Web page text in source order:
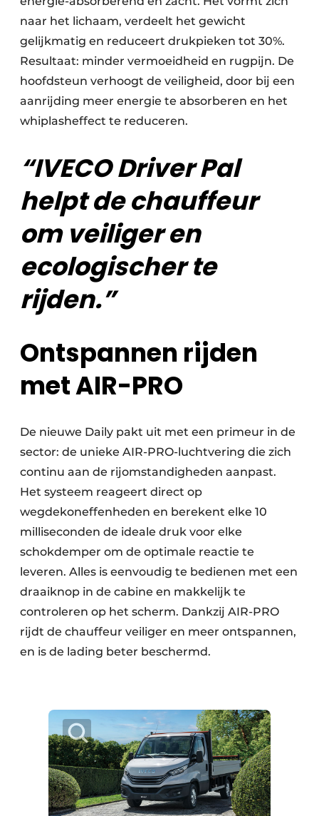
naar het lichaam, verdeelt het gewicht
gelijkmatig en reduceert drukpieken tot 30%.
Resultaat: minder vermoeidheid en rugpijn. De
hoofdsteun verhoogt de veiligheid, door bij een
aanrijding meer energie te absorberen en het
whiplasheffect te reduceren.
“IVECO Driver Pal
helpt de chauffeur
om veiliger en
ecologischer te
rijden.”
Ontspannen rijden
met AIR-PRO
De nieuwe Daily pakt uit met een primeur in de
sector: de unieke AIR-PRO-luchtvering die zich
continu aan de rijomstandigheden aanpast.
Het systeem reageert direct op
wegdekoneffenheden en berekent elke 10
milliseconden de ideale druk voor elke
schokdemper om de optimale reactie te
leveren. Alles is eenvoudig te bedienen met een
draaiknop in de cabine en makkelijk te
controleren op het scherm. Dankzij AIR-PRO
rijdt de chauffeur veiliger en meer ontspannen,
en is de lading beter beschermd.